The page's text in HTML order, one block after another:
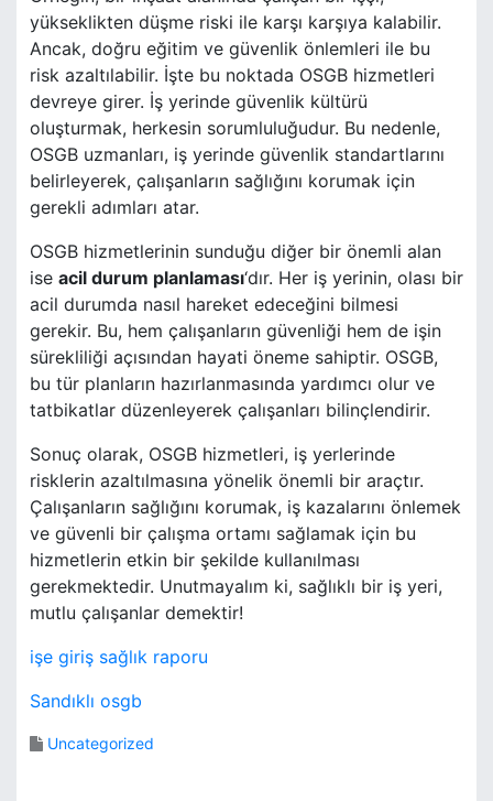
yükseklikten düşme riski ile karşı karşıya kalabilir.
Ancak, doğru eğitim ve güvenlik önlemleri ile bu
risk azaltılabilir. İşte bu noktada OSGB hizmetleri
devreye girer. İş yerinde güvenlik kültürü
oluşturmak, herkesin sorumluluğudur. Bu nedenle,
OSGB uzmanları, iş yerinde güvenlik standartlarını
belirleyerek, çalışanların sağlığını korumak için
gerekli adımları atar.
OSGB hizmetlerinin sunduğu diğer bir önemli alan
ise acil durum planlaması‘dır. Her iş yerinin, olası bir
acil durumda nasıl hareket edeceğini bilmesi
gerekir. Bu, hem çalışanların güvenliği hem de işin
sürekliliği açısından hayati öneme sahiptir. OSGB,
bu tür planların hazırlanmasında yardımcı olur ve
tatbikatlar düzenleyerek çalışanları bilinçlendirir.
Sonuç olarak, OSGB hizmetleri, iş yerlerinde
risklerin azaltılmasına yönelik önemli bir araçtır.
Çalışanların sağlığını korumak, iş kazalarını önlemek
ve güvenli bir çalışma ortamı sağlamak için bu
hizmetlerin etkin bir şekilde kullanılması
gerekmektedir. Unutmayalım ki, sağlıklı bir iş yeri,
mutlu çalışanlar demektir!
işe giriş sağlık raporu
Sandıklı osgb
Uncategorized